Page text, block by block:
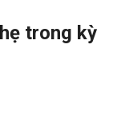
trong kỳ